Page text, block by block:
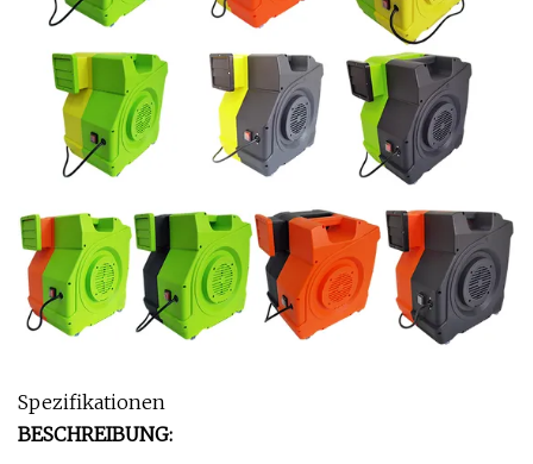
Spezifikationen
BESCHREIBUNG: